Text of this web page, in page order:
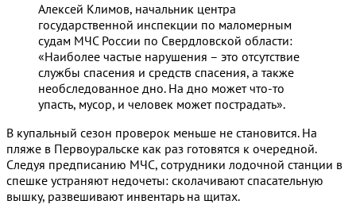
Алексей Климов, начальник центра
государственной инспекции по маломерным
судам МЧС России по Свердловской области:
«Наиболее частые нарушения – это отсутствие
службы спасения и средств спасения, а также
необследованное дно. На дно может что-то
упасть, мусор, и человек может пострадать».
В купальный сезон проверок меньше не становится. На
пляже в Первоуральске как раз готовятся к очередной.
Следуя предписанию МЧС, сотрудники лодочной станции в
спешке устраняют недочеты: сколачивают спасательную
вышку, развешивают инвентарь на щитах.